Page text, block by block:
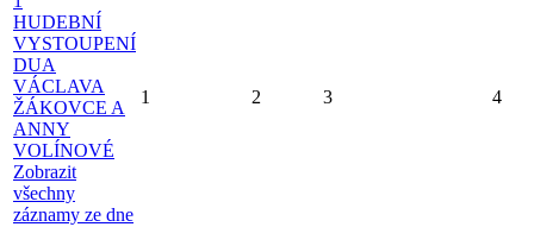
HUDEBNÍ
VYSTOUPENÍ
DUA
VÁCLAVA
ŽÁKOVCE A
ANNY
VOLÍNOVÉ
Zobrazit
všechny
záznamy ze dne
1 2 3 4